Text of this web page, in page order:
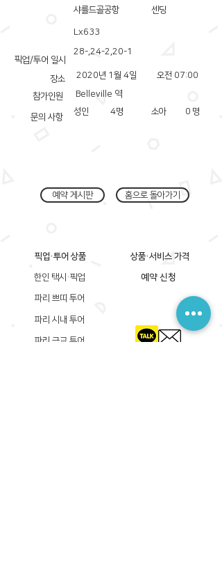
픽업/투어 일시
장소
참가인원
문의 사항
샤를드골공항 센딩
Lx633
28-,24-2,20-1
2020년 1월 4일
오전 07:00
Belleville 역
성인
4명 소아 0 명
예약 게시판 홈으로 돌아가기
픽업·투어 상품
한인 택시·픽업
상품·서비스 가격
예약 신청
파리 쁘띠 투어
파리 시내 투어
파리 근교 투어